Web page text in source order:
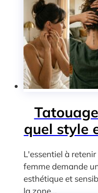
quel style
L'essentiel à
femme demande
esthétique et
la zone...